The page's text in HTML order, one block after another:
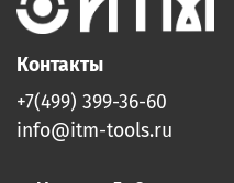
Контакты
+7(499) 399-36-60
info@itm-tools.ru